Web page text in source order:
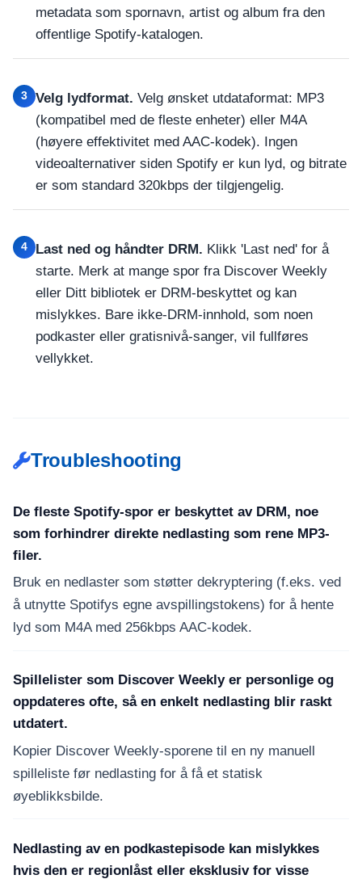
metadata som spornavn, artist og album fra den
offentlige Spotify-katalogen.
3 Velg lydformat. Velg ønsket utdataformat: MP3
(kompatibel med de fleste enheter) eller M4A
(høyere effektivitet med AAC-kodek). Ingen
videoalternativer siden Spotify er kun lyd, og bitrate
er som standard 320kbps der tilgjengelig.
4 Last ned og håndter DRM. Klikk 'Last ned' for å
starte. Merk at mange spor fra Discover Weekly
eller Ditt bibliotek er DRM-beskyttet og kan
mislykkes. Bare ikke-DRM-innhold, som noen
podkaster eller gratisnivå-sanger, vil fullføres
vellykket.
Troubleshooting
De fleste Spotify-spor er beskyttet av DRM, noe
som forhindrer direkte nedlasting som rene MP3-
filer.
Bruk en nedlaster som støtter dekryptering (f.eks. ved
å utnytte Spotifys egne avspillingstokens) for å hente
lyd som M4A med 256kbps AAC-kodek.
Spillelister som Discover Weekly er personlige og
oppdateres ofte, så en enkelt nedlasting blir raskt
utdatert.
Kopier Discover Weekly-sporene til en ny manuell
spilleliste før nedlasting for å få et statisk
øyeblikksbilde.
Nedlasting av en podkastepisode kan mislykkes
hvis den er regionlåst eller eksklusiv for visse